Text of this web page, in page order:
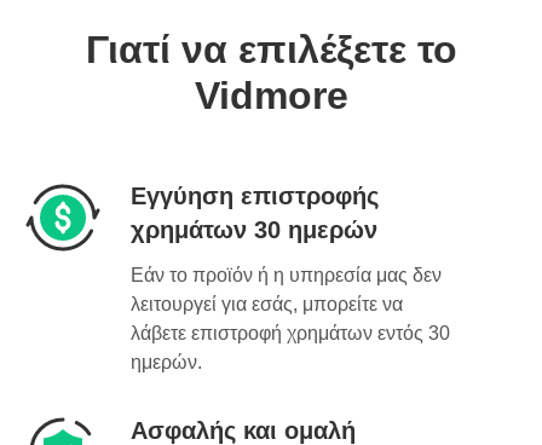
Γιατί να επιλέξετε το
Vidmore
Εγγύηση επιστροφής
χρημάτων 30 ημερών
Εάν το προϊόν ή η υπηρεσία μας δεν
λειτουργεί για εσάς, μπορείτε να
λάβετε επιστροφή χρημάτων εντός 30
ημερών.
Ασφαλής και ομαλή